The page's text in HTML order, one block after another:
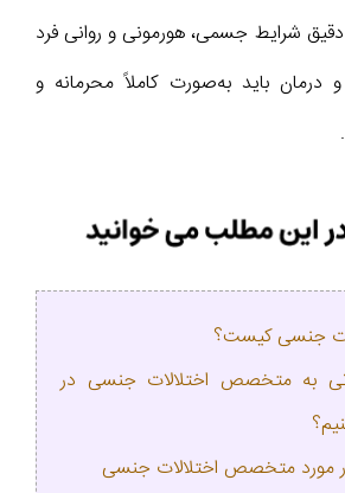
شرایط جسمی، هورمونی و روانی فرد
درمان باید به‌صورت کاملاً محرمانه و
جنسی کیست؟
به متخصص اختلالات جنسی در
مورد متخصص اختلالات جنسی